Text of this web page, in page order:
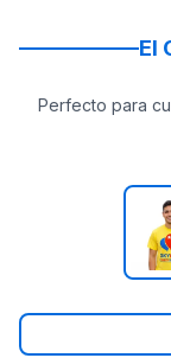
El
Perfecto para